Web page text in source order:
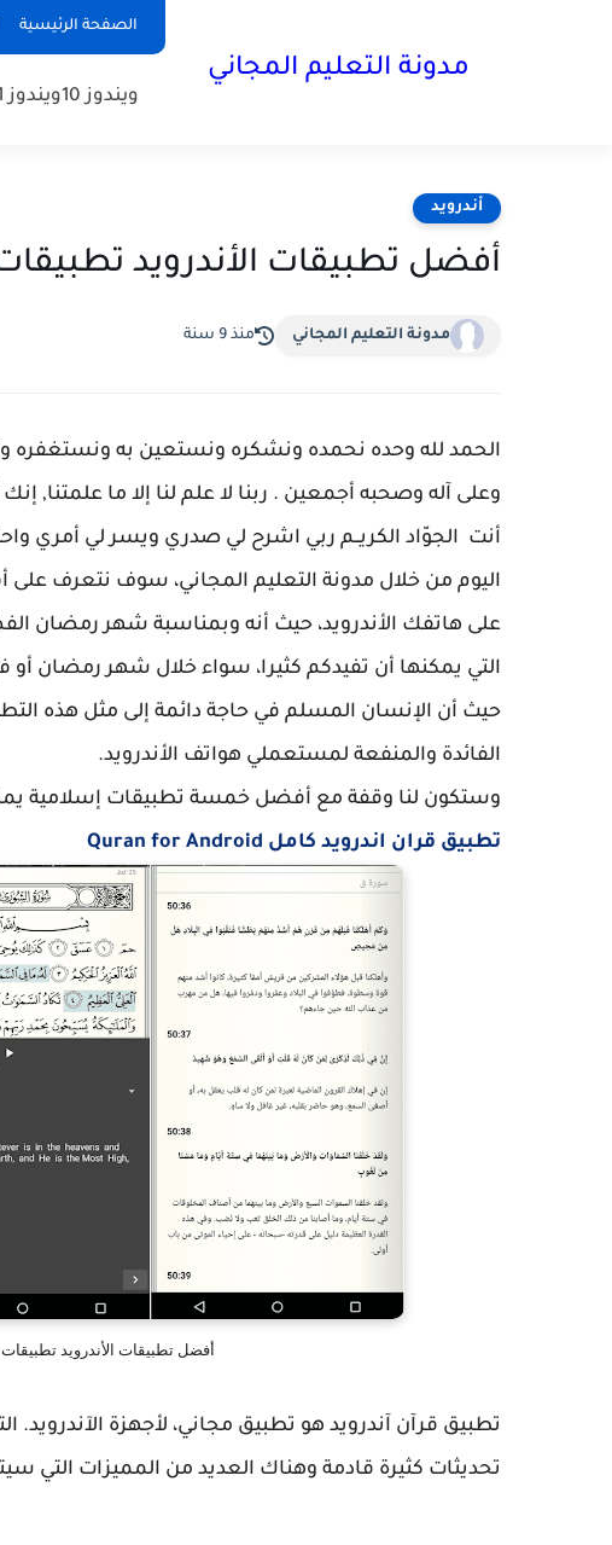
الصفحة الرئيسية
مدونة التعليم المجاني
ويندوز 10 ويندوز 11
أندرويد
أفضل تطبيقات الأندرويد
مدونة التعليم المجاني منذ 9 سنة
الحمد لله وحده نحمده ونشكره ونستعين به ونستغفره
وعلى آله وصحبه أجمعين . ربنا لا علم لنا إلا ما علمتنا, إنك
أنت الجوّاد الكريــم ربي اشرح لي صدري ويسر لي أمري
اليوم من خلال مدونة التعليم المجاني، سوف نتعرف على
على هاتفك الأندرويد، حيث أنه وبمناسبة شهر رمضان
التي يمكنها أن تفيدكم كثيرا، سواء خلال شهر رمضان أو
حيث أن الإنسان المسلم في حاجة دائمة إلى مثل هذه
الفائدة والمنفعة لمستعملي هواتف الأندرويد.
وستكون لنا وقفة مع أفضل خمسة تطبيقات إسلامية
تطبيق قران اندرويد كامل Quran for Android
أفضل تطبيقات الأندرويد
تطبيق قرآن آندرويد هو تطبيق مجاني، لأجهزة الآندرويد.
تحديثات كثيرة قادمة وهناك العديد من المميزات التي